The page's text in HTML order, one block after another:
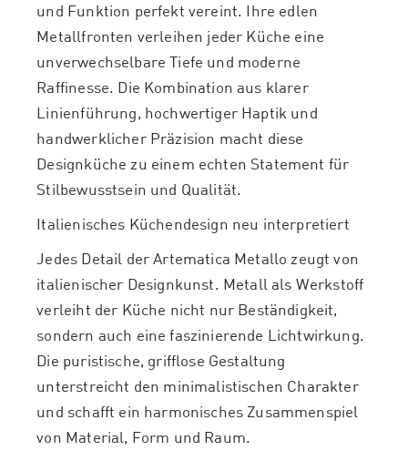
und Funktion perfekt vereint. Ihre edlen
Metallfronten verleihen jeder Küche eine
unverwechselbare Tiefe und moderne
Raffinesse. Die Kombination aus klarer
Linienführung, hochwertiger Haptik und
handwerklicher Präzision macht diese
Designküche zu einem echten Statement für
Stilbewusstsein und Qualität.
Italienisches Küchendesign neu interpretiert
Jedes Detail der Artematica Metallo zeugt von
italienischer Designkunst. Metall als Werkstoff
verleiht der Küche nicht nur Beständigkeit,
sondern auch eine faszinierende Lichtwirkung.
Die puristische, grifflose Gestaltung
unterstreicht den minimalistischen Charakter
und schafft ein harmonisches Zusammenspiel
von Material, Form und Raum.